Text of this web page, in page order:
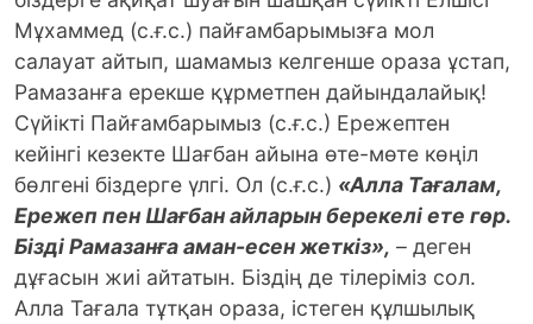
Мұхаммед (с.ғ.с.) пайғамбарымызға мол
салауат айтып, шамамыз келгенше ораза ұстап,
Рамазанға ерекше құрметпен дайындалайық!
Сүйікті Пайғамбарымыз (с.ғ.с.) Ережептен
кейінгі кезекте Шағбан айына өте-мөте көңіл
бөлгені біздерге үлгі. Ол (с.ғ.с.) «Алла Тағалам,
Ережеп пен Шағбан айларын берекелі ете гөр.
Бізді Рамазанға аман-есен жеткіз», – деген
дұғасын жиі айтатын. Біздің де тілеріміз сол.
Алла Тағала тұтқан ораза, істеген құлшылық